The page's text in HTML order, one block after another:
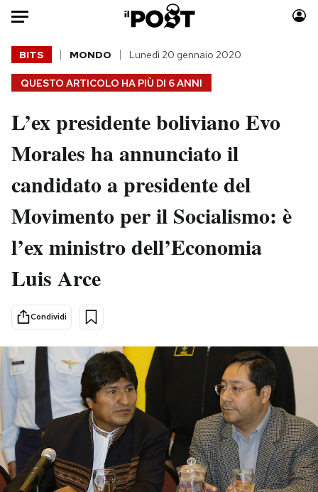
Auto
HOME
Italia
Politica
Tecnologia
Scienza
Cultura
Sport
Moda
Consumismi
Storie/Idee
Media
Europa
PODCAST
NEWSLETTER
I MIEI PREFERITI
SHOP
QUESTO ARTICOLO HA PIÙ DI 6 ANNI
BITS MONDO Lunedì 20 gennaio 2020
L’ex presidente boliviano Evo
Morales ha annunciato il
candidato a presidente del
Movimento per il Socialismo: è
l’ex ministro dell’Economia
Luis Arce
Condividi